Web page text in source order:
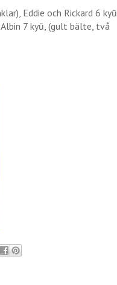
Eddie och Rickard 6 kyū
7 kyū, (gult bälte, två